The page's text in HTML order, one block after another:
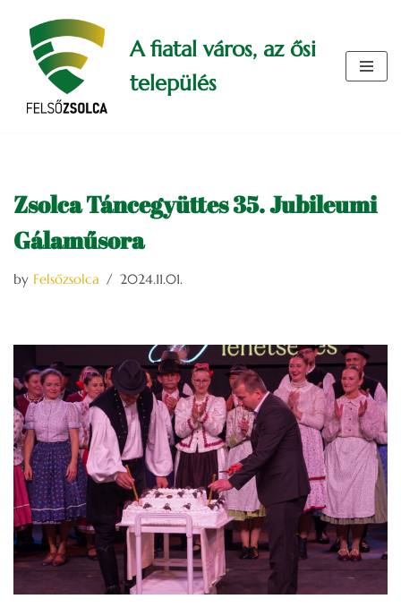
Skip
content
A fiatal város, az ősi
település
Zsolca Táncegyüttes 35. Jubileumi
Gálaműsora
by Felsőzsolca 2024.11.01.